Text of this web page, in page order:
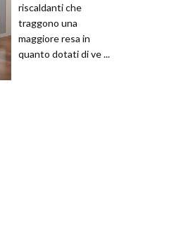
riscaldanti che
traggono una
maggiore resa in
quanto dotati di ve ...